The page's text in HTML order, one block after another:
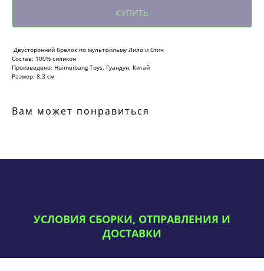
КУПИТЬ
Двусторонний брелок по мультфильму Лило и Стич
Состав: 100% силикон
Произведено: Huimeibang Toys, Гуандун, Китай
Размер: 8,3 см
Вам может понравиться
УСЛОВИЯ СБОРКИ, ОТПРАВЛЕНИЯ И
ДОСТАВКИ